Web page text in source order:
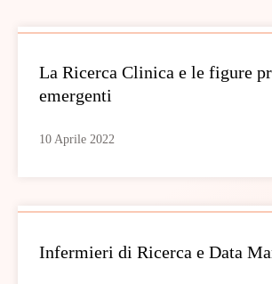
La Ricerca Clinica e le figure
emergenti
10 Aprile 2022
Infermieri di Ricerca e Data